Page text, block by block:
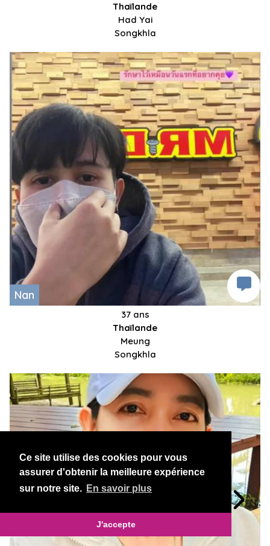
Ce site utilise des cookies pour vous
assurer d'obtenir la meilleure expérience
sur notre site. En savoir plus
J'accepte
Thaïlande
Had Yai
Songkhla
Nan
37 ans
Thaïlande
Meung
Songkhla